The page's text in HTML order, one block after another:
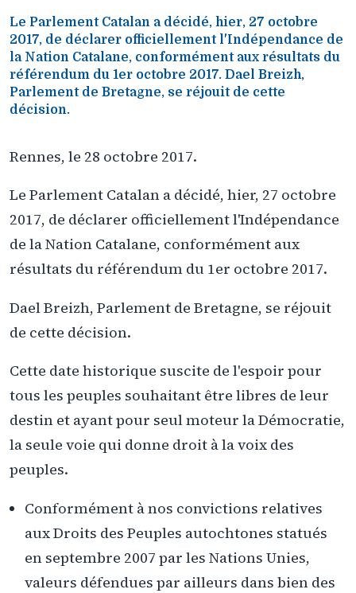
Le Parlement Catalan a décidé, hier, 27 octobre
2017, de déclarer officiellement l'Indépendance de
la Nation Catalane, conformément aux résultats du
référendum du 1er octobre 2017. Dael Breizh,
Parlement de Bretagne, se réjouit de cette
décision.
Rennes, le 28 octobre 2017.
Le Parlement Catalan a décidé, hier, 27 octobre
2017, de déclarer officiellement l'Indépendance
de la Nation Catalane, conformément aux
résultats du référendum du 1er octobre 2017.
Dael Breizh, Parlement de Bretagne, se réjouit
de cette décision.
Cette date historique suscite de l'espoir pour
tous les peuples souhaitant être libres de leur
destin et ayant pour seul moteur la Démocratie,
la seule voie qui donne droit à la voix des
peuples.
Conformément à nos convictions relatives
aux Droits des Peuples autochtones statués
en septembre 2007 par les Nations Unies,
valeurs défendues par ailleurs dans bien des